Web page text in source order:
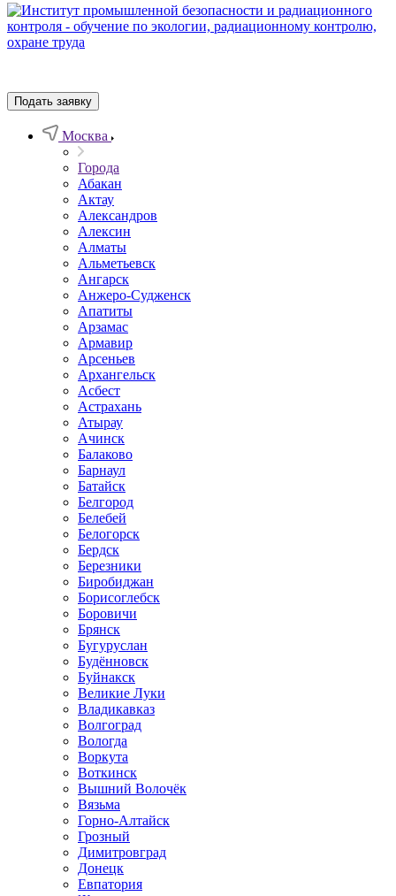
Подать заявку
Москва
Города
Абакан
Актау
Александров
Алексин
Алматы
Альметьевск
Ангарск
Анжеро-Судженск
Апатиты
Арзамас
Армавир
Арсеньев
Архангельск
Асбест
Астрахань
Атырау
Ачинск
Балаково
Барнаул
Батайск
Белгород
Белебей
Белогорск
Бердск
Березники
Биробиджан
Борисоглебск
Боровичи
Брянск
Бугуруслан
Будённовск
Буйнакск
Великие Луки
Владикавказ
Волгоград
Вологда
Воркута
Воткинск
Вышний Волочёк
Вязьма
Горно-Алтайск
Грозный
Димитровград
Донецк
Евпатория